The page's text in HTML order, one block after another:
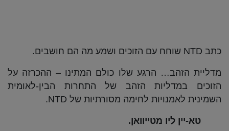
כתב NTD שוחח עם הזוכים ושמע מה הם חושבים.
מדליית הזהב… הרגע שלו כולם המתינו – ההכרזה על
הזוכים במדליות הזהב של התחרות הבין-לאומית
השמינית לאמנויות לחימה מסורתיות של NTD.
טא-יין ליו מטייוואן.